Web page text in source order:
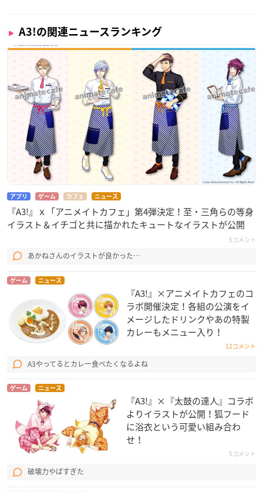
A3!の関連ニュースランキング
アプリ ゲーム カフェ ニュース
『A3!』ｘ「アニメイトカフェ」第4弾決定！至・三角らの等身
イラスト＆イチゴと共に描かれたキュートなイラストが公開
5コメント
あかねさんのイラストが良かった…
ゲーム ニュース
『A3!』×アニメイトカフェのコ
ラボ開催決定！各組の公演をイ
メージしたドリンクやあの特製
カレーもメニュー入り！
12コメント
A3やってるとカレー食べたくなるよね
ゲーム ニュース
『A3!』×『太鼓の達人』コラボ
よりイラストが公開！狐フード
に浴衣という可愛い組み合わ
せ！
5コメント
破壊力やばすぎた